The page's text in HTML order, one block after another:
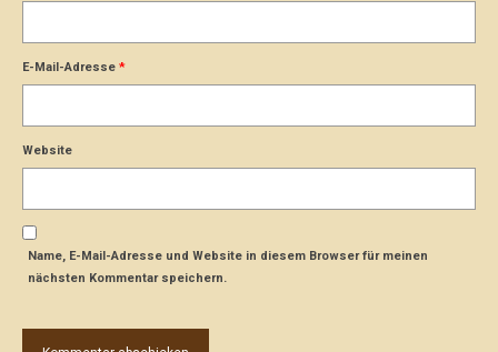
E-Mail-Adresse *
Website
Name, E-Mail-Adresse und Website in diesem Browser für meinen
nächsten Kommentar speichern.